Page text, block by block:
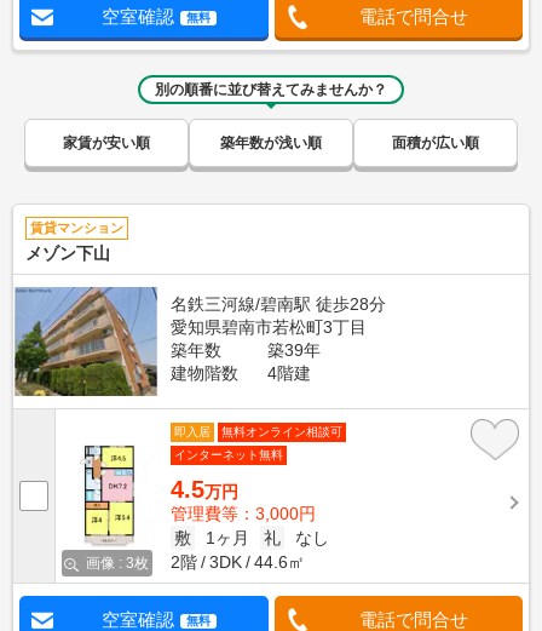
空室確認 無料 電話で問合せ
別の順番に並び替えてみませんか？
家賃が安い順 築年数が浅い順 面積が広い順
賃貸マンション
メゾン下山
名鉄三河線/碧南駅 徒歩28分
愛知県碧南市若松町3丁目
築年数
築39年
建物階数
4階建
画像 : 3枚
即入居
無料オンライン相談可
インターネット無料
4.5万円
管理費等：3,000円
敷
1ヶ月 礼
なし
2階
3DK 44.6㎡
空室確認 無料 電話で問合せ